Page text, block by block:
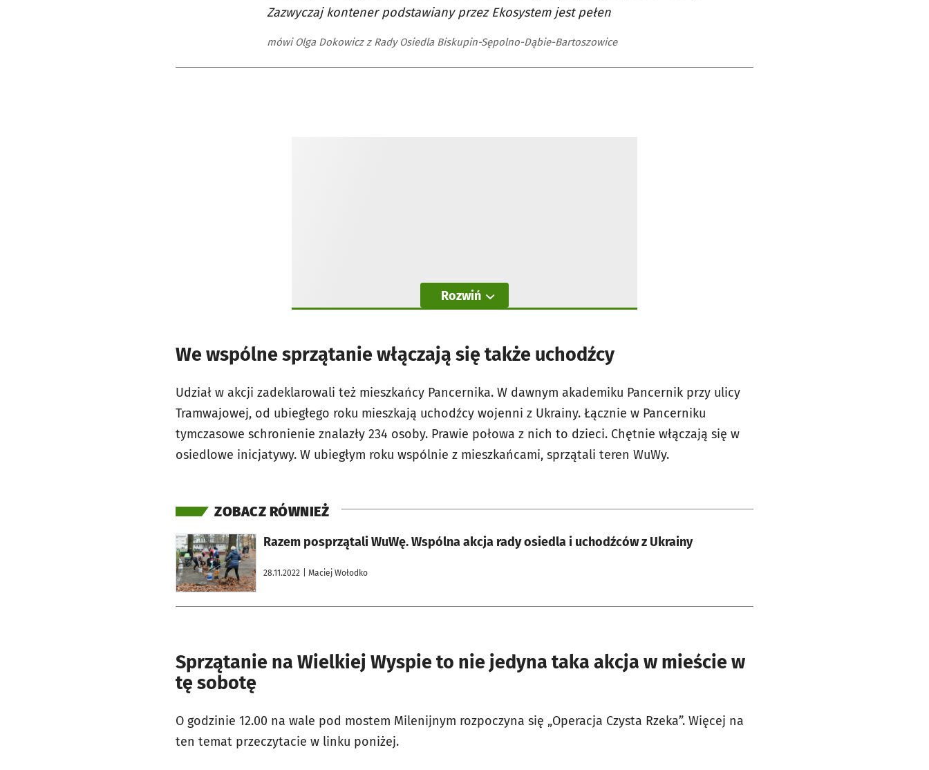
Zazwyczaj kontener podstawiany przez Ekosystem jest pełen
mówi Olga Dokowicz z Rady Osiedla Biskupin-Sępolno-Dąbie-Bartoszowice
Rozwiń
We wspólne sprzątanie włączają się także uchodźcy
Udział w akcji zadeklarowali też mieszkańcy Pancernika. W dawnym akademiku Pancernik przy ulicy
Tramwajowej, od ubiegłego roku mieszkają uchodźcy wojenni z Ukrainy. Łącznie w Pancerniku
tymczasowe schronienie znalazły 234 osoby. Prawie połowa z nich to dzieci. Chętnie włączają się w
osiedlowe inicjatywy. W ubiegłym roku wspólnie z mieszkańcami, sprzątali teren WuWy.
ZOBACZ RÓWNIEŻ
Razem posprzątali WuWę. Wspólna akcja rady osiedla i uchodźców z Ukrainy
28.11.2022 | Maciej Wołodko
otworzy się w nowej karcie
Sprzątanie na Wielkiej Wyspie to nie jedyna taka akcja w mieście w
tę sobotę
O godzinie 12.00 na wale pod mostem Milenijnym rozpoczyna się „Operacja Czysta Rzeka”. Więcej na
ten temat przeczytacie w linku poniżej.